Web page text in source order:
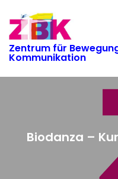
content
Zentrum für
Kommunikation
Biodanza –